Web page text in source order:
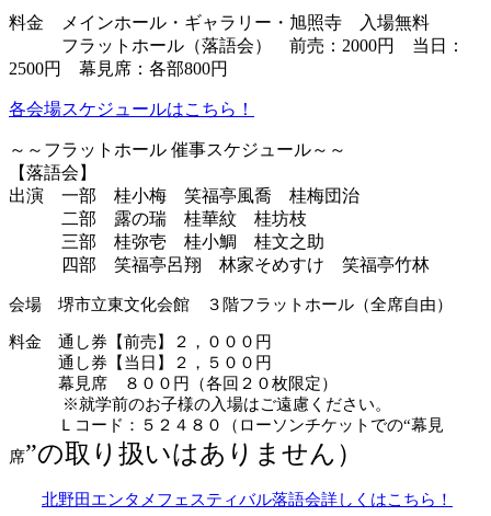
料金 メインホール・ギャラリー・旭照寺 入場無料
フラットホール（落語会） 前売：2000円 当日：
2500円 幕見席：各部800円
各会場スケジュールはこちら！
～～フラットホール 催事スケジュール～～
【落語会】
出演 一部 桂小梅 笑福亭風喬 桂梅団治
二部 露の瑞 桂華紋 桂坊枝
三部 桂弥壱 桂小鯛 桂文之助
四部 笑福亭呂翔 林家そめすけ 笑福亭竹林
会場 堺市立東文化会館 ３階フラットホール（全席自由）
料金 通し券【前売】２，０００円
通し券【当日】２，５００円
幕見席 ８００円（各回２０枚限定）
※就学前のお子様の入場はご遠慮ください。
Ｌコード：５２４８０（ローソンチケットでの“幕見
席”の取り扱いはありません ）
北野田エンタメフェスティバル落語会詳しくはこちら！